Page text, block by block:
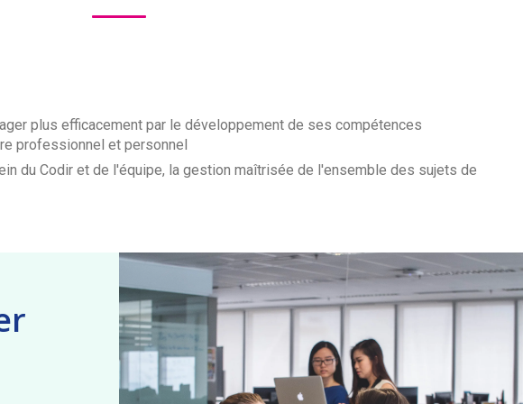
plus efficacement par le développement de ses compétences
professionnel et personnel
du Codir et de l'équipe, la gestion maîtrisée de l'ensemble des sujets de